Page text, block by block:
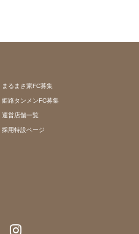
まるまさ家FC募集
姫路タンメンFC募集
運営店舗一覧
採用特設ページ